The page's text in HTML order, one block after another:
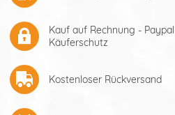
Kauf auf Rechnung -
Käuferschutz
Kostenloser Rückversand